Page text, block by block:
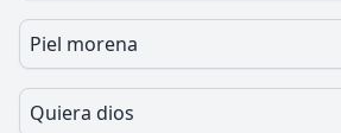
Piel morena
Quiera dios